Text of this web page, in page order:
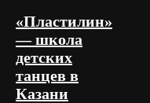
«Пластилин»
— школа
детских
танцев в
Казани